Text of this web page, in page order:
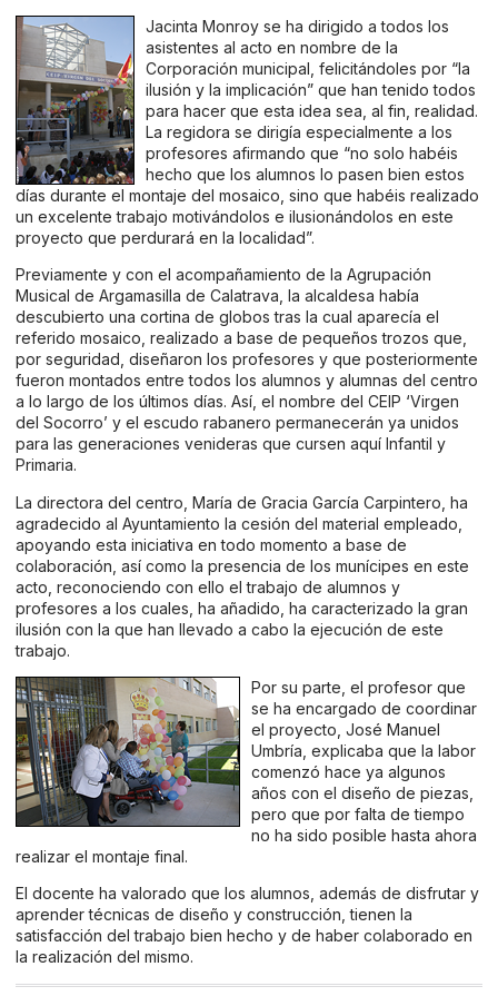
Jacinta Monroy se ha dirigido a todos los
asistentes al acto en nombre de la
Corporación municipal, felicitándoles por “la
ilusión y la implicación” que han tenido todos
para hacer que esta idea sea, al fin, realidad.
La regidora se dirigía especialmente a los
profesores afirmando que “no solo habéis
hecho que los alumnos lo pasen bien estos
días durante el montaje del mosaico, sino que habéis realizado
un excelente trabajo motivándolos e ilusionándolos en este
proyecto que perdurará en la localidad”.
Previamente y con el acompañamiento de la Agrupación
Musical de Argamasilla de Calatrava, la alcaldesa había
descubierto una cortina de globos tras la cual aparecía el
referido mosaico, realizado a base de pequeños trozos que,
por seguridad, diseñaron los profesores y que posteriormente
fueron montados entre todos los alumnos y alumnas del centro
a lo largo de los últimos días. Así, el nombre del CEIP ‘Virgen
del Socorro’ y el escudo rabanero permanecerán ya unidos
para las generaciones venideras que cursen aquí Infantil y
Primaria.
La directora del centro, María de Gracia García Carpintero, ha
agradecido al Ayuntamiento la cesión del material empleado,
apoyando esta iniciativa en todo momento a base de
colaboración, así como la presencia de los munícipes en este
acto, reconociendo con ello el trabajo de alumnos y
profesores a los cuales, ha añadido, ha caracterizado la gran
ilusión con la que han llevado a cabo la ejecución de este
trabajo.
Por su parte, el profesor que
se ha encargado de coordinar
el proyecto, José Manuel
Umbría, explicaba que la labor
comenzó hace ya algunos
años con el diseño de piezas,
pero que por falta de tiempo
no ha sido posible hasta ahora
realizar el montaje final.
El docente ha valorado que los alumnos, además de disfrutar y
aprender técnicas de diseño y construcción, tienen la
satisfacción del trabajo bien hecho y de haber colaborado en
la realización del mismo.